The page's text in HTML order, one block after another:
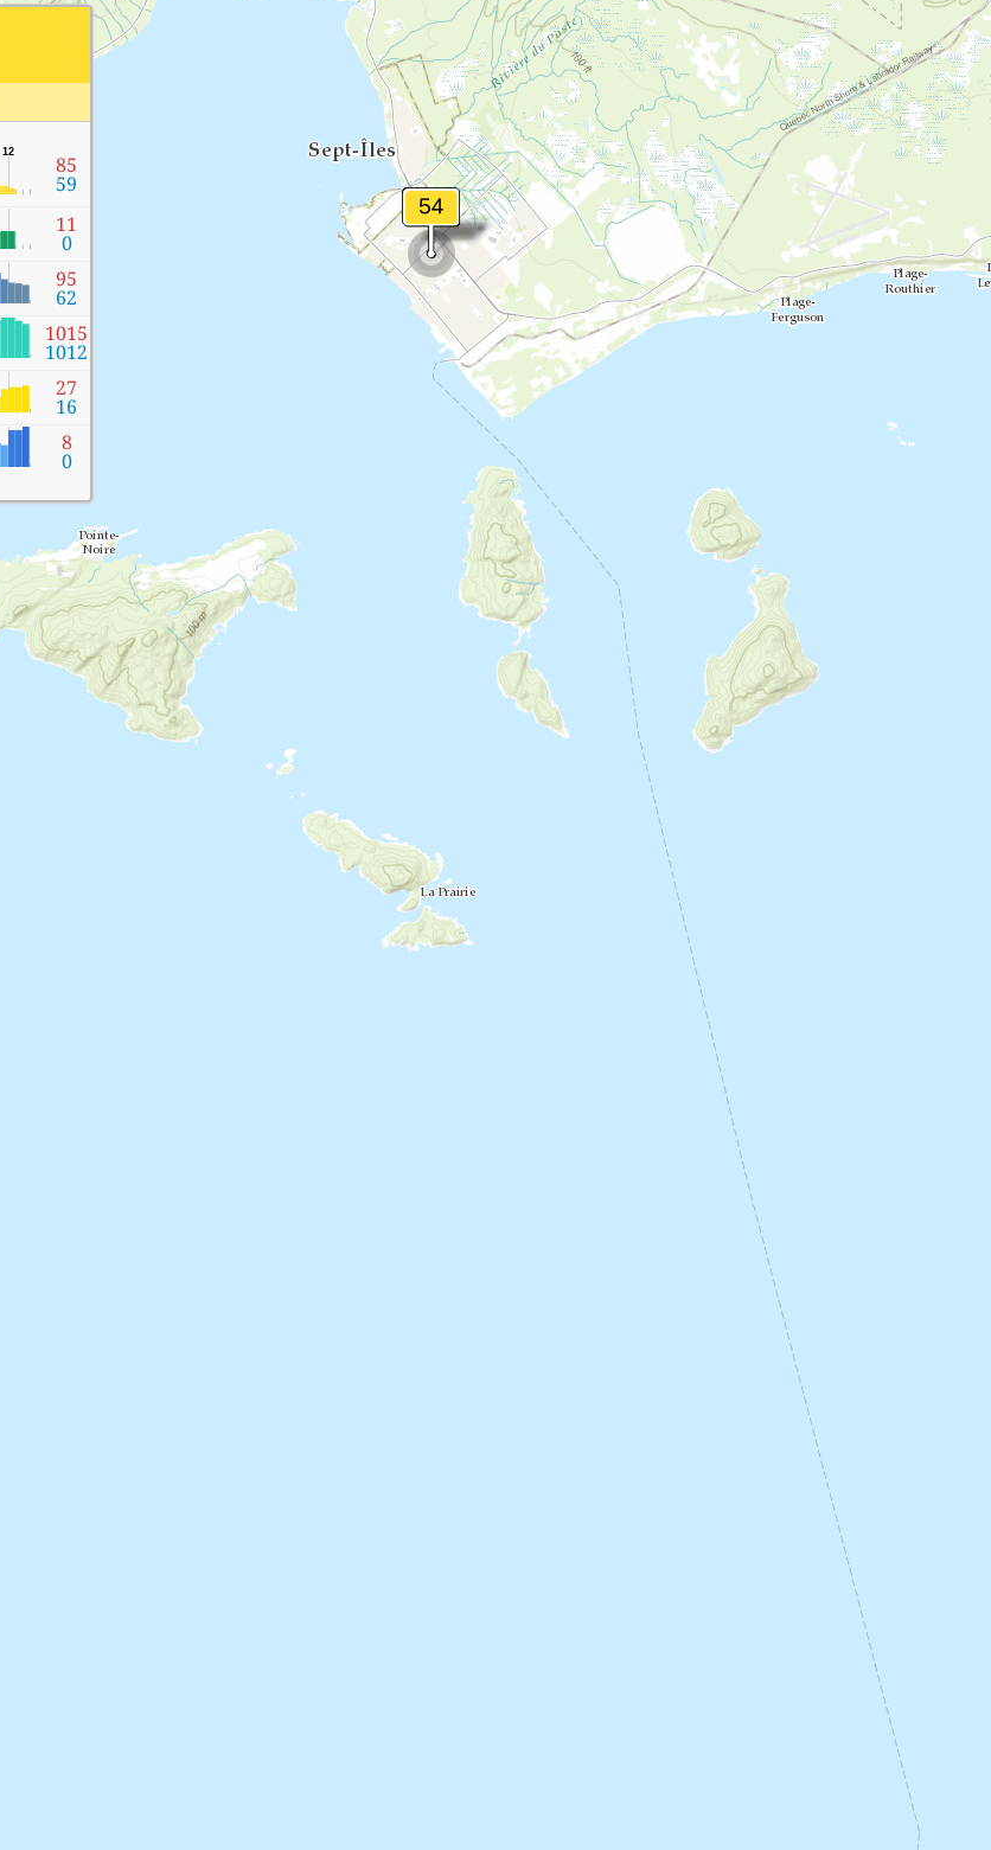
12 85
59
11
0
95
62
1015
1012
27
16
8
0